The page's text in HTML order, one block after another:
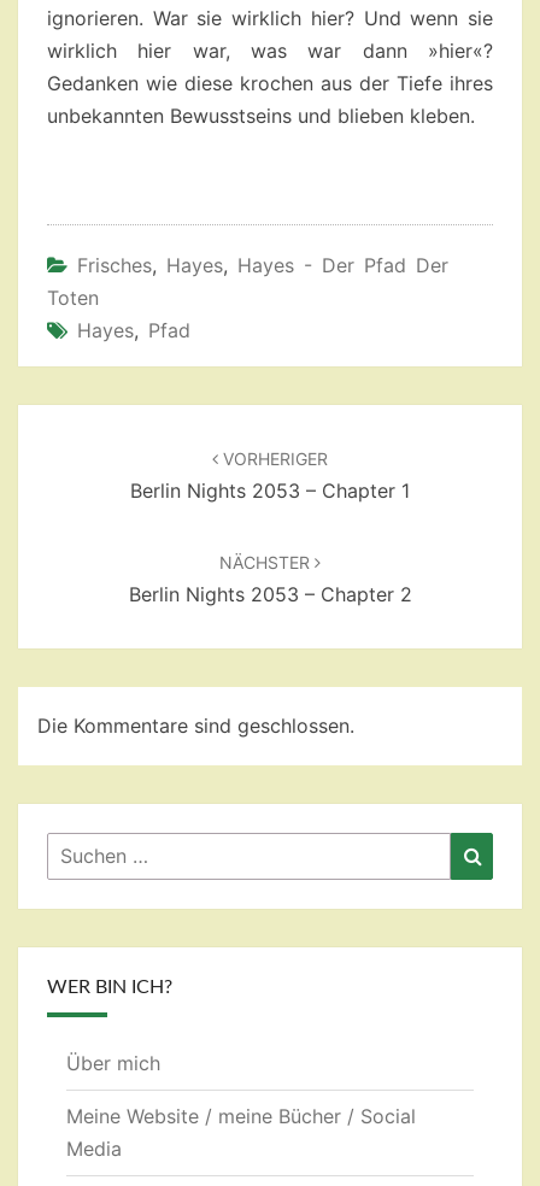
ignorieren. War sie wirklich hier? Und wenn sie
wirklich hier war, was war dann »hier«?
Gedanken wie diese krochen aus der Tiefe ihres
unbekannten Bewusstseins und blieben kleben.
Frisches, Hayes, Hayes - Der Pfad Der
Toten
Hayes, Pfad
VORHERIGER
Berlin Nights 2053 – Chapter 1
NÄCHSTER
Berlin Nights 2053 – Chapter 2
Die Kommentare sind geschlossen.
Suchen
nach:
WER BIN ICH?
Über mich
Meine Website / meine Bücher / Social
Media